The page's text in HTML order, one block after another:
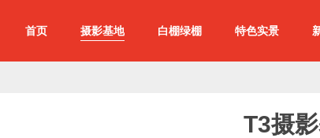
首页 摄影基地 白棚绿棚 特色实景
T3摄